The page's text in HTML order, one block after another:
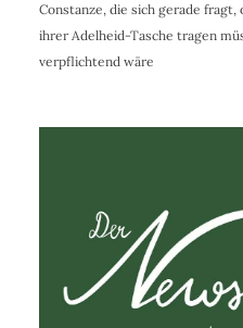
Constanze, die sich gerade
ihrer Adelheid-Tasche tragen
verpflichtend wäre